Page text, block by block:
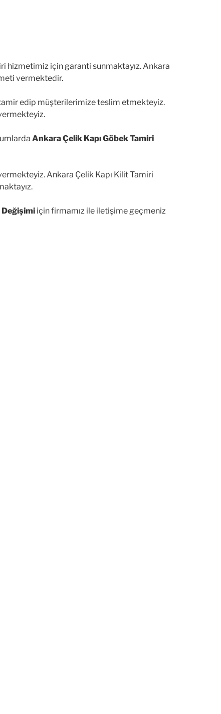
hizmetimiz için garanti sunmaktayız. Ankara
vermektedir.
tamir edip müşterilerimize teslim etmekteyiz.
Ankara Çelik Kapı Göbek Tamiri
Ankara Çelik Kapı Kilit Tamiri
Değişimi için firmamız ile iletişime geçmeniz